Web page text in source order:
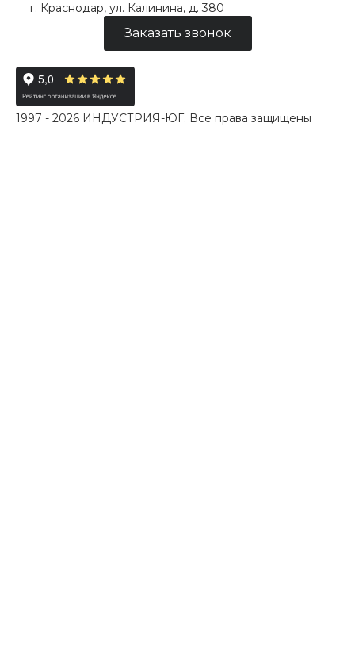
г. Краснодар, ул. Калинина, д. 380
Заказать звонок
1997 - 2026 ИНДУСТРИЯ-ЮГ. Все права защищены